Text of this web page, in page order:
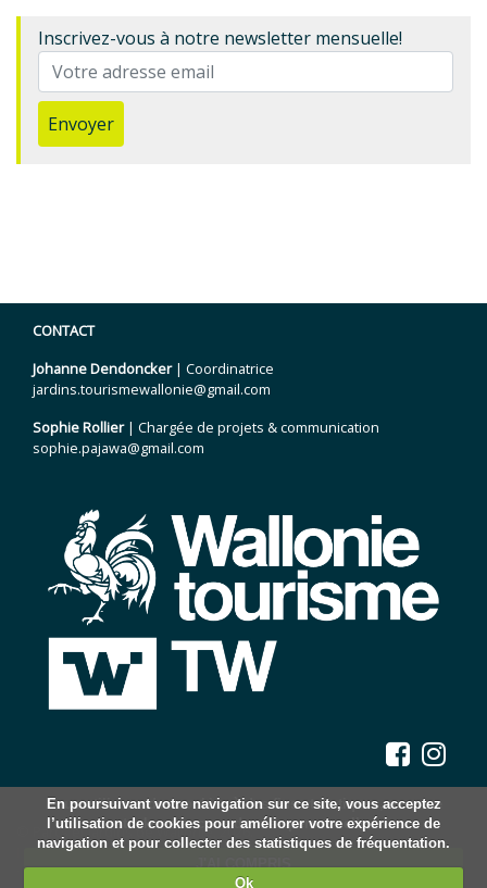
Inscrivez-vous à notre newsletter mensuelle!
Envoyer
CONTACT
Johanne Dendoncker| Coordinatrice
jardins.tourismewallonie@gmail.com
Sophie Rollier| Chargée de projets & communication
sophie.pajawa@gmail.com
© Parcs et Jardins de Wallonie, 2026.
Mentions légales
Statuts
Nous utilisons des cookies à des fins statistiques, nous ne
stockons aucune donnée personnelle.
J'AI COMPRIS
En poursuivant votre navigation sur ce site, vous acceptez
l’utilisation de cookies pour améliorer votre expérience de
navigation et pour collecter des statistiques de fréquentation.
Ok